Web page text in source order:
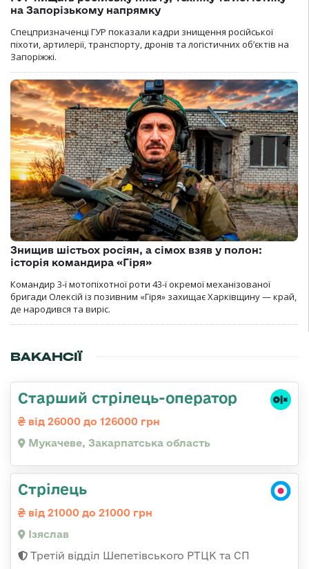
на Запорізькому напрямку
Спецпризначенці ГУР показали кадри знищення російської
піхоти, артилерії, транспорту, дронів та логістичних об’єктів на
Запоріжжі.
Знищив шістьох росіян, а сімох взяв у полон:
історія командира «Гіря»
Командир 3-ї мотопіхотної роти 43-ї окремої механізованої
бригади Олексій із позивним «Гіря» захищає Харківщину — край,
де народився та виріс.
ВАКАНСІЇ
Старший стрілець-оператор
від 26000 до 126000 грн
Мукачеве, Закарпатська область
Стрілець
від 21000 до 21000 грн
Ізяслав
Третій відділ Шепетівського РТЦК та СП